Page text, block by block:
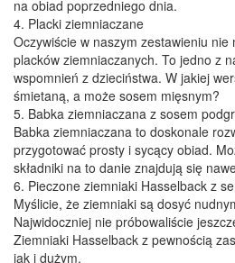
na obiad poprzedniego dnia.
4. Placki ziemniaczane
Oczywiście w naszym zestawieniu nie
placków ziemniaczanych. To jedno z
wspomnień z dzieciństwa. W jakiej
śmietaną, a może sosem mięsnym?
5. Babka ziemniaczana z sosem
Babka ziemniaczana to doskonale
przygotować prosty i sycący obiad.
składniki na to danie znajdują się
6. Pieczone ziemniaki Hasselback z
Myślicie, że ziemniaki są dosyć
Najwidoczniej nie próbowaliście
Ziemniaki Hasselback z pewnością
jak i dużym.